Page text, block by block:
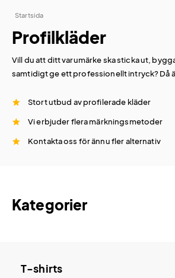
Startsida
Profilkläder
Vill du att ditt varumärke ska sticka ut,
samtidigt ge ett professionellt intryck? Då
att ta fram kläder med tryck för företag,
Stort utbud av profilerade kläder
Vi erbjuder flera märkningsmetoder
Kontakta oss för ännu fler alternativ
Kategorier
T-shirts